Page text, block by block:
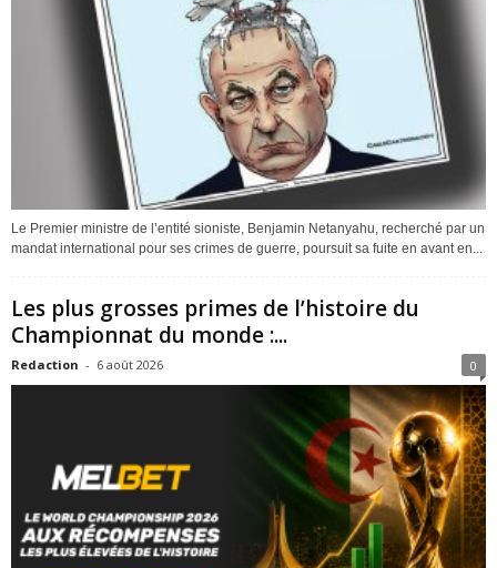
Le Premier ministre de l’entité sioniste, Benjamin Netanyahu, recherché par un
mandat international pour ses crimes de guerre, poursuit sa fuite en avant en...
Les plus grosses primes de l’histoire du
Championnat du monde :...
Redaction - 6 août 2026 0